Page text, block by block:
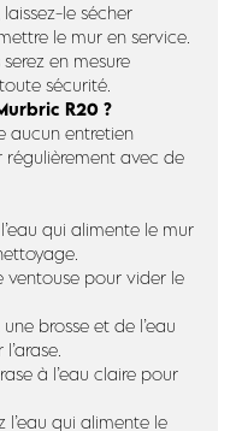
le sécher
le mur en service.
en mesure
sécurité.
R20 ?
aucun entretien
régulièrement avec de
qui alimente le mur
ventouse pour vider le
une brosse et de l’eau
à l’eau claire pour
l’eau qui alimente le